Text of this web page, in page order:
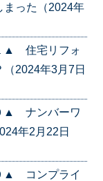
まった（2024年
▲ 住宅リフォ
2024年3月7日
▲ ナンバーワ
年2月22日
▲ コンプライ